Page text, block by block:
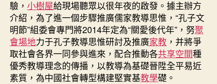
驗， 小樹屋給現場聽眾以很年夜的啟發。據主辦方
介紹，為了進一個步驟推廣儒家教導思惟，“孔子文
明節”組委會專門將2014年定為“關愛後代年”，努聚
會場地力于孔子教導思惟研討及推廣家教 ，并將爭
取社會各界一同參與進來，配合推動各共享空間種
優秀教導理念的傳播，以教導為基礎晉陞全平易近
素質，為中國社會轉型構建堅實基教學礎。